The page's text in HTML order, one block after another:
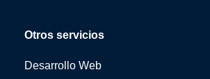
Otros servicios
Desarrollo Web